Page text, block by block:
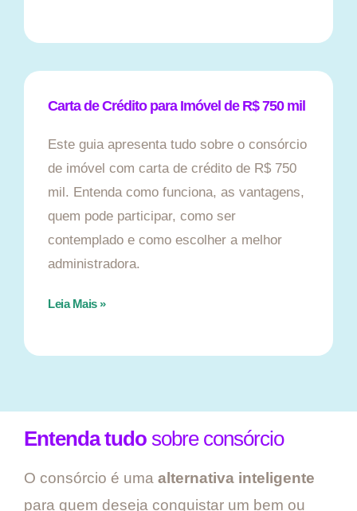
Carta de Crédito para Imóvel de R$ 750 mil
Este guia apresenta tudo sobre o consórcio
de imóvel com carta de crédito de R$ 750
mil. Entenda como funciona, as vantagens,
quem pode participar, como ser
contemplado e como escolher a melhor
administradora.
Leia Mais »
Entenda tudo sobre consórcio
O consórcio é uma alternativa inteligente
para quem deseja conquistar um bem ou